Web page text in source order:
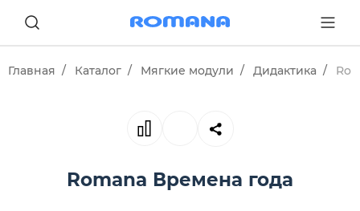
Главная Каталог Мягкие модули Дидактика
Romana Времена года